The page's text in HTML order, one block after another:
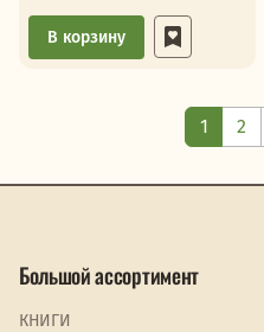
В корзину
1 2
Большой ассортимент
КНИГИ